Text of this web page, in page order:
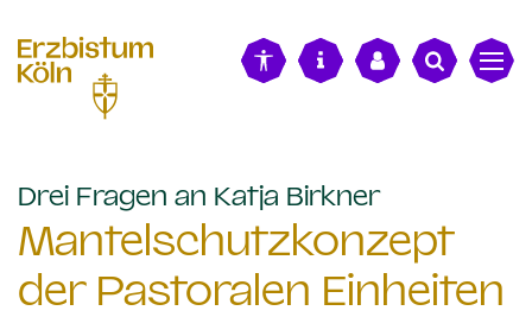
Drei Fragen an Katja Birkner:
Mantelschutzkonzept
der Pastoralen Einheiten